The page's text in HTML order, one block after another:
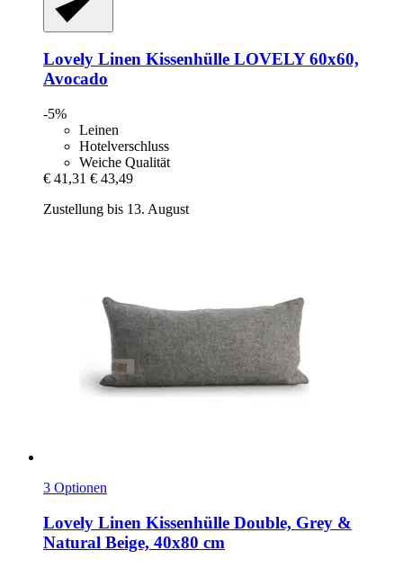
Lovely Linen Kissenhülle LOVELY 60x60,
Avocado
-5%
Leinen
Hotelverschluss
Weiche Qualität
€ 41,31 € 43,49
Zustellung bis 13. August
3 Optionen
Lovely Linen Kissenhülle Double, Grey &
Natural Beige, 40x80 cm